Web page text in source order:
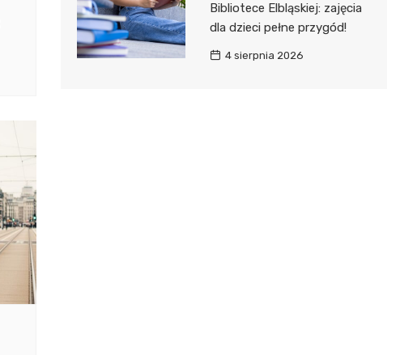
Bibliotece Elbląskiej: zajęcia
dla dzieci pełne przygód!
4 sierpnia 2026